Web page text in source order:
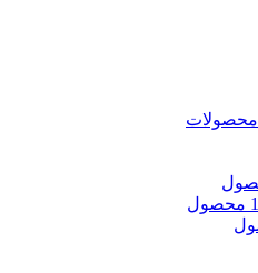
1 محصول